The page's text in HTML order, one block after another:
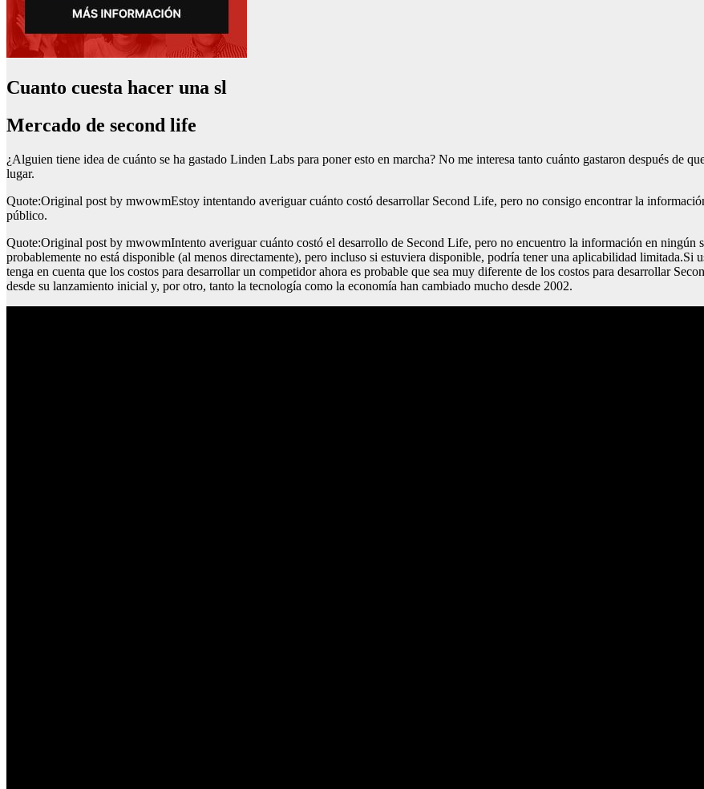
Cuanto cuesta hacer una sl
Mercado de second life
¿Alguien tiene idea de cuánto se ha gastado Linden Labs para poner esto en marcha? No me interesa tanto cuánto gastaron después de
lugar.
Quote:Original post by mwowmEstoy intentando averiguar cuánto costó desarrollar Second Life, pero no consigo encontrar la
público.
Quote:Original post by mwowmIntento averiguar cuánto costó el desarrollo de Second Life, pero no encuentro la información en
probablemente no está disponible (al menos directamente), pero incluso si estuviera disponible, podría tener una aplicabilidad limitada.Si
tenga en cuenta que los costos para desarrollar un competidor ahora es probable que sea muy diferente de los costos para desarrollar
desde su lanzamiento inicial y, por otro, tanto la tecnología como la economía han cambiado mucho desde 2002.